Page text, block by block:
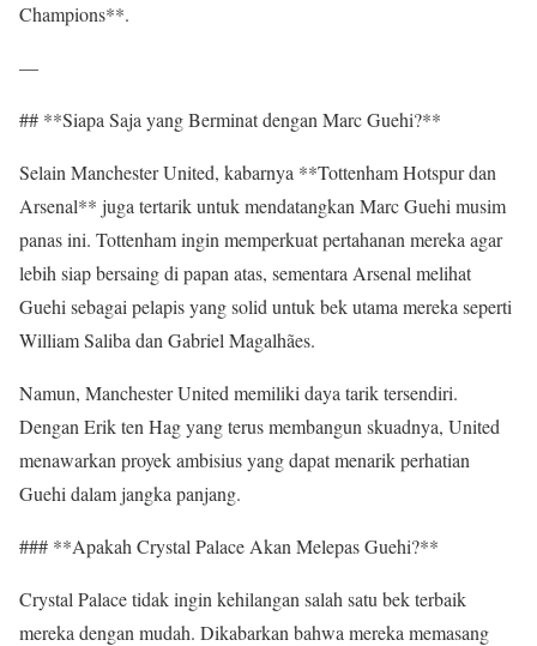
Champions**.
—
## **Siapa Saja yang Berminat dengan Marc Guehi?**
Selain Manchester United, kabarnya **Tottenham Hotspur dan
Arsenal** juga tertarik untuk mendatangkan Marc Guehi musim
panas ini. Tottenham ingin memperkuat pertahanan mereka agar
lebih siap bersaing di papan atas, sementara Arsenal melihat
Guehi sebagai pelapis yang solid untuk bek utama mereka seperti
William Saliba dan Gabriel Magalhães.
Namun, Manchester United memiliki daya tarik tersendiri.
Dengan Erik ten Hag yang terus membangun skuadnya, United
menawarkan proyek ambisius yang dapat menarik perhatian
Guehi dalam jangka panjang.
### **Apakah Crystal Palace Akan Melepas Guehi?**
Crystal Palace tidak ingin kehilangan salah satu bek terbaik
mereka dengan mudah. Dikabarkan bahwa mereka memasang